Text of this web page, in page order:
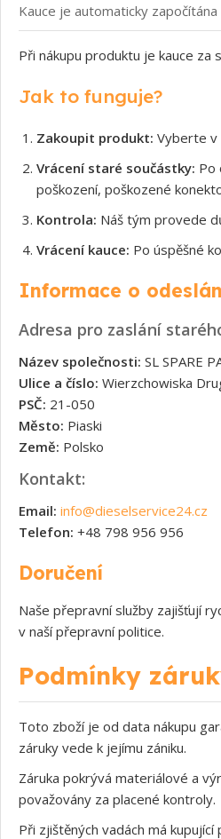
Kauce je automaticky
Při nákupu produktu je kauce za
Jak to funguje?
Zakoupit produkt: Vyberte v
Vrácení staré součástky: Po
poškození, poškozené
Kontrola: Náš tým provede
Vrácení kauce: Po úspěšné
Informace o
Adresa pro zaslání
Název společnosti: SL SPARE
Ulice a číslo: Wierzchowiska
PSČ: 21-050
Město: Piaski
Země: Polsko
Kontakt:
Email: info@dieselservice24.cz
Telefon: +48 798 956 956
Doručení
Naše přepravní služby zajišťují
v naší přepravní politice.
Podmínky
Toto zboží je od data nákupu
záruky vede k jejímu zániku.
Záruka pokrývá materiálové a
považovány za placené kontroly.
Při zjištěných vadách má